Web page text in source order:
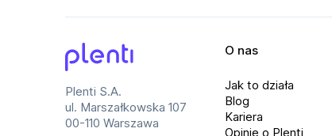
Plenti S.A.
ul. Marszałkowska 107
00-110 Warszawa
O nas
Jak to działa
Blog
Kariera
Opinie o Plenti